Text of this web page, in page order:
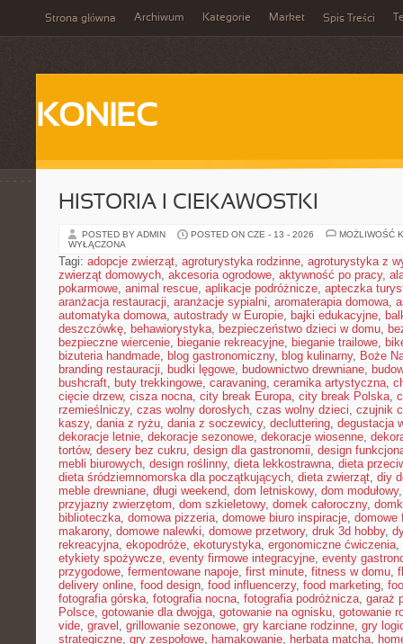
Strona główna Archiwum Kategorie Market Spis Treści
KONIEC
HISTORIA I CIEKAWOSTKI
POSTED BY ADMIN POSTED ON CZE - 13 - 2026
MOŻLIWOŚĆ
WYŁĄCZONA
Tagi: adopcje zwierząt, agroturystyka rodzinne, agroturystyka z
zwierząt domowych, akcesoria ogrodowe, aktywność po pracy,
pokarmowe, animal rescue, aplikacje podróżnicze, apteczka
aranżacja restauracji, aranżacje sypialni, aromaterapia domowa,
automatyka domowa, autostrady w Europie, bajki edukacyjne,
deszczówkę, behawiorystyka, bezpieczeństwo dzieci w domu,
bezpieczne wiercenie, bieganie rekreacyjne, bieganie trailowe,
bizuteria handmade, blog gastronomiczny, blog kulinarny, Boże
branding restauracji, budki lęgowe, budownictwo drewniane,
bushcraft, buty trekkingowe, caravaning, ceramika artystyczna,
cięcie drzew, cisza nocna, city break Europa, city break Polska,
rzemieślniczy, czas wolny dorosłych, czas wolny dzieci, czujnik
kaszy, dania z ryżu, dania z soczewicy, decluttering, degustacja
dekoracje letnie, dekoracje sezonowe, dekoracje wiosenne,
tortów, desery bez cukru, design dla gastronomii, design
mebli biurowych, design roślinny, dieta lekkostrawna, dieta
dieta śródziemnomorska dla początkujących, dieta zwierząt, diy
meble drewniane, długi weekend, dom letniskowy, dom modułowy
przyjazny zwierzętom, dom szkieletowy, domek całoroczny,
biblioteczka, domowa pizzeria, domowe biuro inspiracje, domowe
makarony, domowe nalewki, domowe przetwory, druk 3d hobby,
rekreacyjna, ekopodróże, ekoturystyka, ergonomiczne ćwiczenia,
etykiety spożywcze, eventy firmowe integracyjne, eventy
przygodowe, fermentowane napoje, first minute, fitness w domu,
delivery online, food design, food influencerzy, food marketing,
fotografia górska, fotografia nocna, fotografia podróżnicza, garaż
Polsce, gotowanie dla dwojga, gotowanie na ognisku, gotowanie
vide, gravel , grillowanie sezonowe, gry karciane rodzinne, gry
strategiczne, gry zespołowe, hamakowanie, herbata matcha,